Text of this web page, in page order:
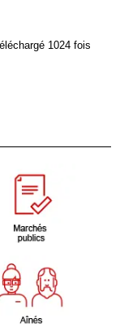
1024 fois